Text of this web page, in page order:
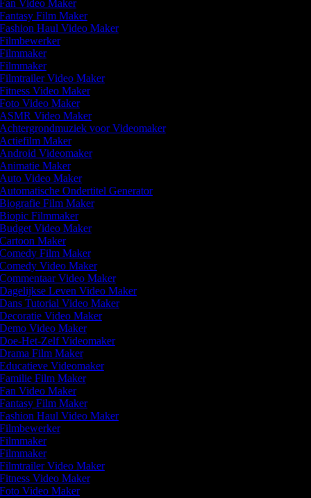
Video Maker
Film Maker
Haul Video Maker
Video Maker
Video Maker
Video Maker
Video Maker
voor Videomaker
Maker
Videomaker
Maker
Video Maker
Ondertitel Generator
Film Maker
Filmmaker
Video Maker
Maker
Film Maker
Video Maker
Video Maker
Leven Video Maker
Tutorial Video Maker
Video Maker
Video Maker
Het-Zelf Videomaker
Film Maker
Videomaker
Film Maker
Video Maker
Film Maker
Haul Video Maker
Video Maker
Video Maker
Video Maker